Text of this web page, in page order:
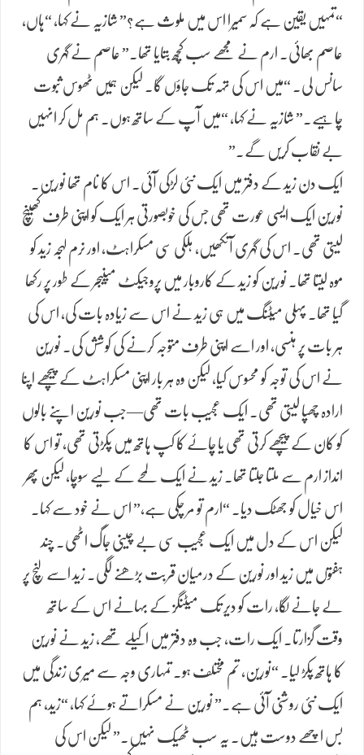
“تمہیں یقین ہے کہ سمیرا اس میں ملوث ہے؟” شازیہ نے کہا، “ہاں،
عاصم بھائی۔ ارم نے مجھے سب کچھ بتایا تھا۔” عاصم نے گہری
سانس لی۔ “میں اس کی تہہ تک جاؤں گا۔ لیکن ہمیں ٹھوس ثبوت
چاہیے۔” شازیہ نے کہا، “میں آپ کے ساتھ ہوں۔ ہم مل کر انہیں
بے نقاب کریں گے۔”
ایک دن زید کے دفتر میں ایک نئی لڑکی آئی۔ اس کا نام تھا نورین۔
نورین ایک ایسی عورت تھی جس کی خوبصورتی ہر ایک کو اپنی طرف کھینچ
لیتی تھی۔ اس کی گہری آنکھیں، ہلکی سی مسکراہٹ، اور نرم لہجہ زید کو
موہ لیتا تھا۔ نورین کو زید کے کاروبار میں پروجیکٹ مینیجر کے طور پر رکھا
گیا تھا۔ پہلی میٹنگ میں ہی زید نے اس سے زیادہ بات کی، اس کی
ہر بات پر ہنسی، اور اسے اپنی طرف متوجہ کرنے کی کوشش کی۔ نورین
نے اس کی توجہ کو محسوس کیا، لیکن وہ ہر بار اپنی مسکراہٹ کے پیچھے اپنا
ارادہ چھپا لیتی تھی۔ ایک عجیب بات تھی—جب نورین اپنے بالوں
کو کان کے پیچھے کرتی تھی یا چائے کا کپ ہاتھ میں پکڑتی تھی، تو اس کا
انداز ارم سے ملتا جلتا تھا۔ زید نے ایک لمحے کے لیے سوچا، لیکن پھر
اس خیال کو جھٹک دیا۔ “ارم تو مر چکی ہے،” اس نے خود سے کہا۔
لیکن اس کے دل میں ایک عجیب سی بے چینی جاگ اٹھی۔ چند
ہفتوں میں زید اور نورین کے درمیان قربت بڑھنے لگی۔ زید اسے لنچ پر
لے جانے لگا، رات کو دیر تک میٹنگز کے بہانے اس کے ساتھ
وقت گزارتا۔ ایک رات، جب وہ دفتر میں اکیلے تھے، زید نے نورین
کا ہاتھ پکڑ لیا۔ “نورین، تم مختلف ہو۔ تمہاری وجہ سے میری زندگی میں
ایک نئی روشنی آئی ہے۔” نورین نے مسکراتے ہوئے کہا، “زید، ہم
بس اچھے دوست ہیں۔ یہ سب ٹھیک نہیں۔” لیکن اس کی